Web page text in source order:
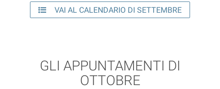
VAI AL CALENDARIO DI SETTEMBRE
GLI APPUNTAMENTI DI
OTTOBRE